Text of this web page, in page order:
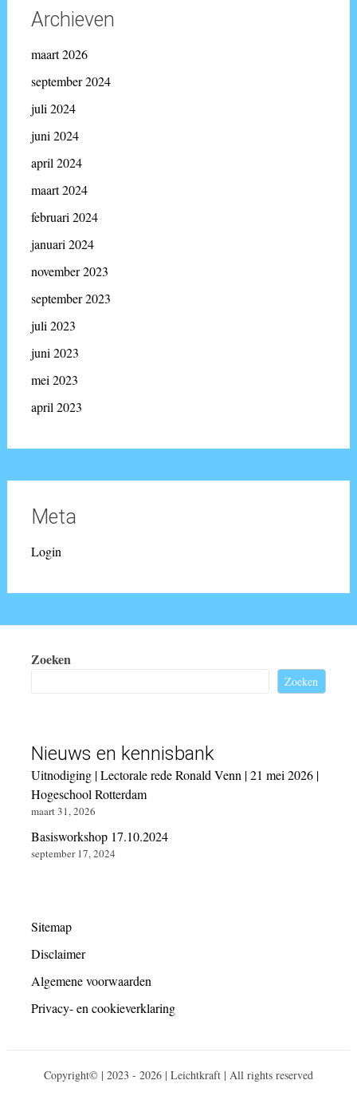
Archieven
maart 2026
september 2024
juli 2024
juni 2024
april 2024
maart 2024
februari 2024
januari 2024
november 2023
september 2023
juli 2023
juni 2023
mei 2023
april 2023
Meta
Login
Zoeken
Zoeken
Nieuws en kennisbank
Uitnodiging | Lectorale rede Ronald Venn | 21 mei 2026 |
Hogeschool Rotterdam
maart 31, 2026
Basisworkshop 17.10.2024
september 17, 2024
Sitemap
Disclaimer
Algemene voorwaarden
Privacy- en cookieverklaring
Copyright© | 2023 - 2026 | Leichtkraft | All rights reserved